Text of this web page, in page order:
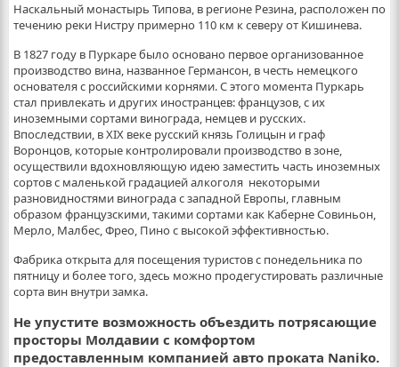
Наскальный монастырь Типова, в регионе Резина, расположен по
течению реки Нистру примерно 110 км к северу от Кишинева.
В 1827 году в Пуркаре было основано первое организованное
производство вина, названное Германсон, в честь немецкого
основателя с российскими корнями. С этого момента Пуркарь
стал привлекать и других иностранцев: французов, с их
иноземными сортами винограда, немцев и русских.
Впоследствии, в XIX веке русский князь Голицын и граф
Воронцов, которые контролировали производство в зоне,
осуществили вдохновляющую идею заместить часть иноземных
сортов с маленькой градацией алкоголя некоторыми
разновидностями винограда с западной Европы, главным
образом французскими, такими сортами как Каберне Совиньон,
Мерло, Малбес, Фрео, Пино с высокой эффективностью.
Фабрика открыта для посещения туристов с понедельника по
пятницу и более того, здесь можно продегустировать различные
сорта вин внутри замка.
Не упустите возможность объездить потрясающие
просторы Молдавии с комфортом
предоставленным компанией авто проката Naniko.